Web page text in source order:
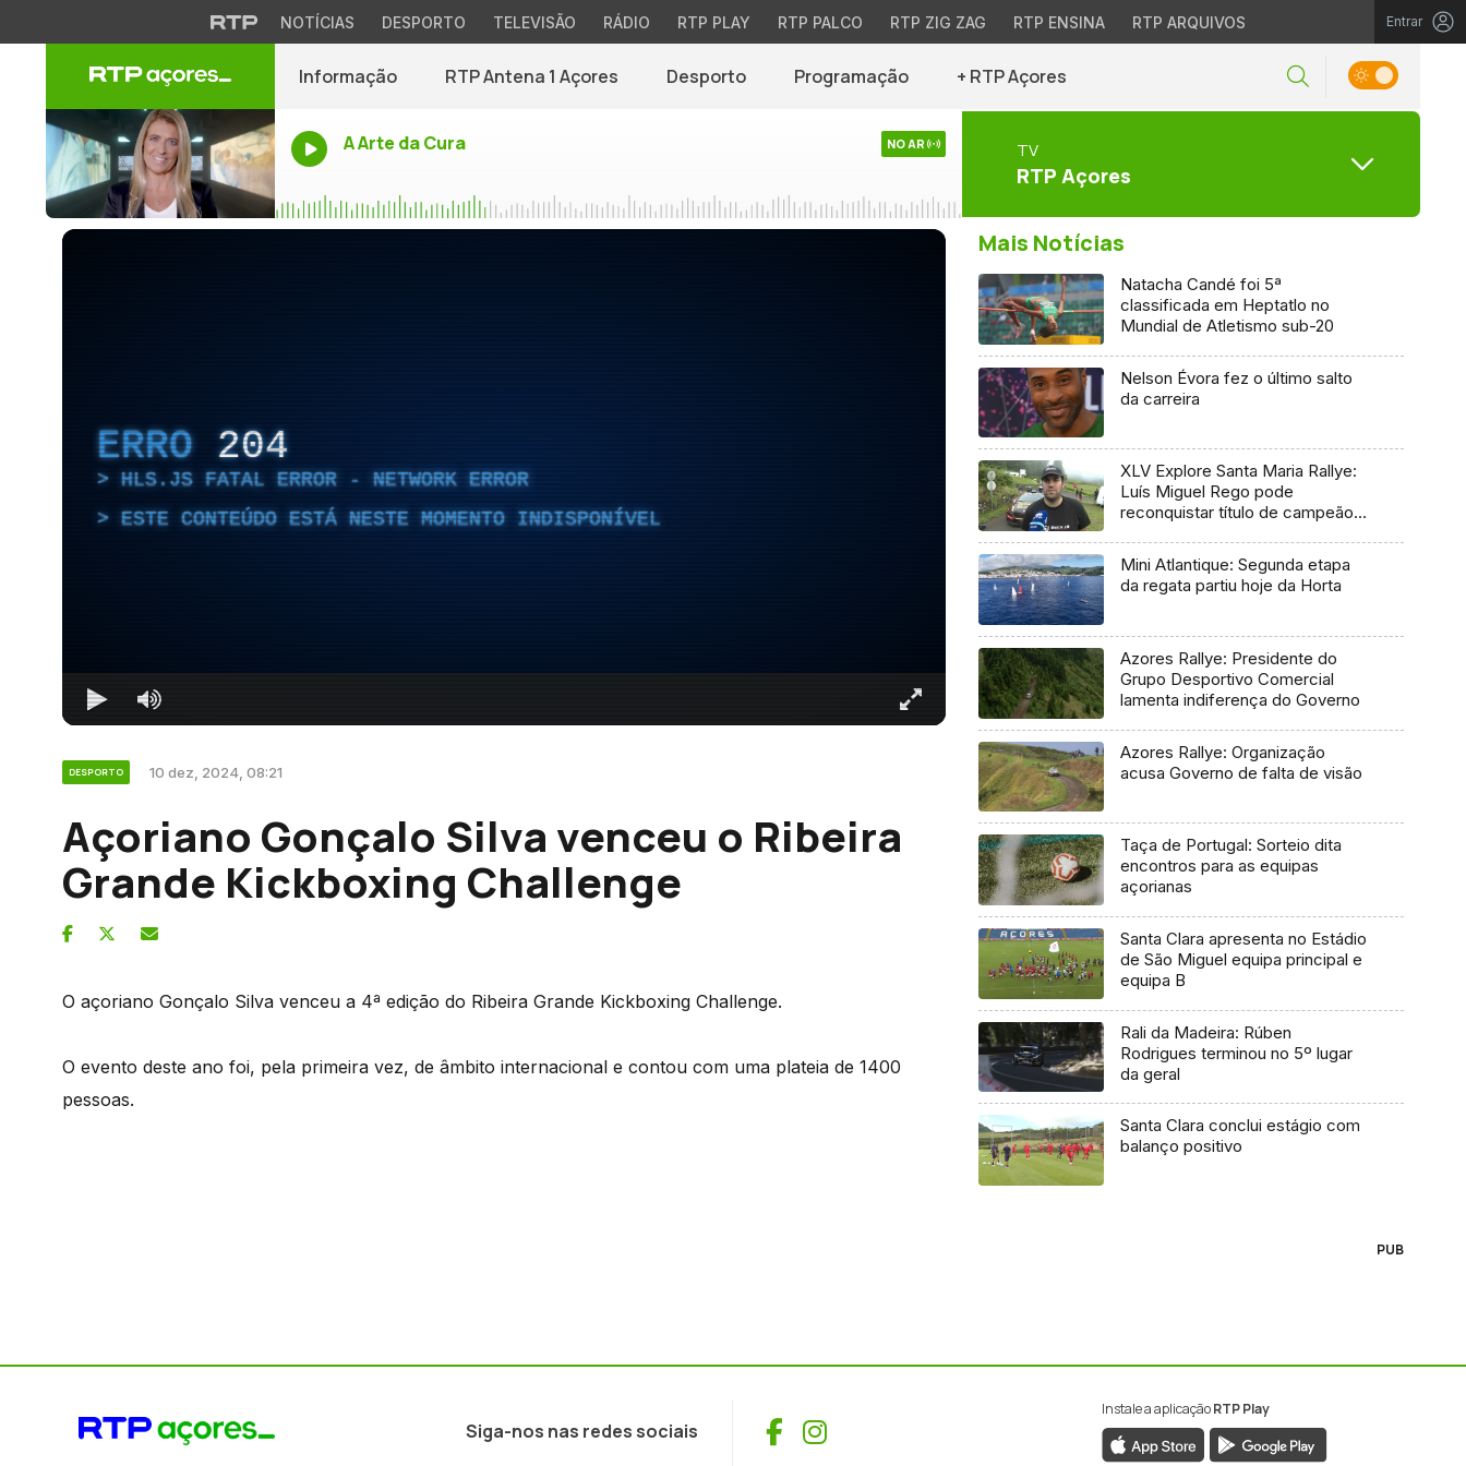
NOTÍCIAS DESPORTO TELEVISÃO RÁDIO RTP PLAY RTP PALCO RTP ZIG ZAG RTP ENSINA RTP ARQUIVOS Entrar
Informação RTP Antena 1 Açores Desporto Programação + RTP Açores
A Arte da Cura NO AR TV
RTP Açores
ERRO 204
HLS.JS FATAL ERROR - NETWORK ERROR
ESTE CONTEÚDO ESTÁ NESTE MOMENTO INDISPONÍVEL
DESPORTO 10 dez, 2024, 08:21
Açoriano Gonçalo Silva venceu o Ribeira
Grande Kickboxing Challenge
O açoriano Gonçalo Silva venceu a 4ª edição do Ribeira Grande Kickboxing Challenge.
O evento deste ano foi, pela primeira vez, de âmbito internacional e contou com uma plateia de 1400
pessoas.
Mais Notícias
Natacha Candé foi 5ª
classificada em Heptatlo no
Mundial de Atletismo sub-20
Nelson Évora fez o último salto
da carreira
XLV Explore Santa Maria Rallye:
Luís Miguel Rego pode
reconquistar título de campeão
Mini Atlantique: Segunda etapa
da regata partiu hoje da Horta
Azores Rallye: Presidente do
Grupo Desportivo Comercial
lamenta indiferença do Governo
Azores Rallye: Organização
acusa Governo de falta de visão
Taça de Portugal: Sorteio dita
encontros para as equipas
açorianas
Santa Clara apresenta no Estádio
de São Miguel equipa principal e
equipa B
Rali da Madeira: Rúben
Rodrigues terminou no 5º lugar
da geral
Santa Clara conclui estágio com
balanço positivo
PUB
Siga-nos nas redes sociais Facebook
Instagram
Instale a aplicaçãoRTP Play